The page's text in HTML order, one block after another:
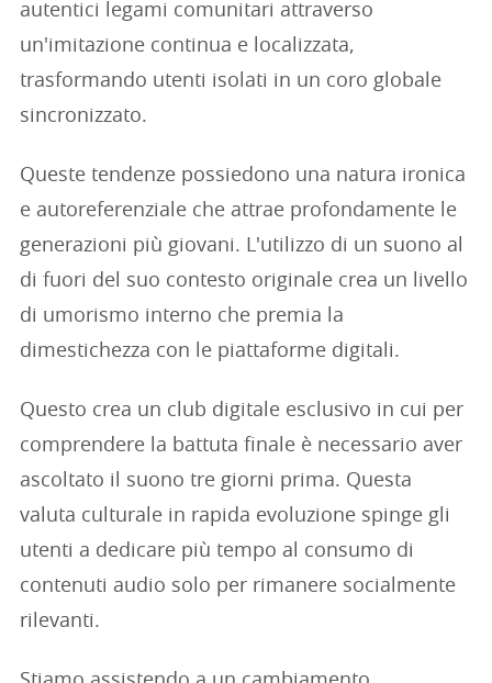
autentici legami comunitari attraverso
un'imitazione continua e localizzata,
trasformando utenti isolati in un coro globale
sincronizzato.
Queste tendenze possiedono una natura ironica
e autoreferenziale che attrae profondamente le
generazioni più giovani. L'utilizzo di un suono al
di fuori del suo contesto originale crea un livello
di umorismo interno che premia la
dimestichezza con le piattaforme digitali.
Questo crea un club digitale esclusivo in cui per
comprendere la battuta finale è necessario aver
ascoltato il suono tre giorni prima. Questa
valuta culturale in rapida evoluzione spinge gli
utenti a dedicare più tempo al consumo di
contenuti audio solo per rimanere socialmente
rilevanti.